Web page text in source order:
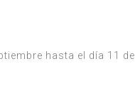
hasta el día 11 de